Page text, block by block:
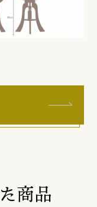
商品